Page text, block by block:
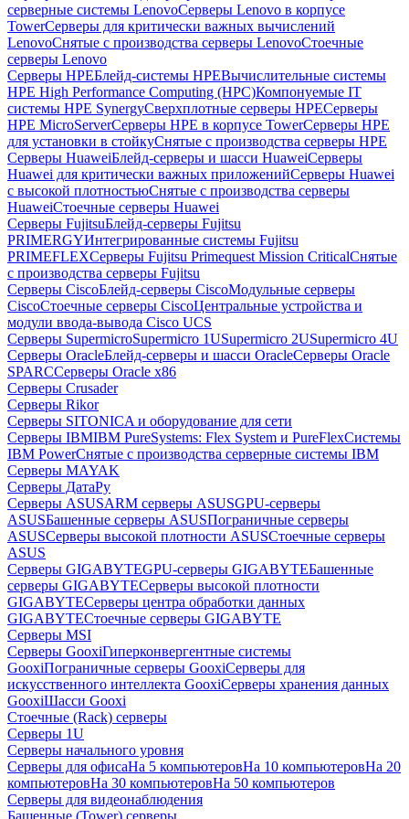
серверные системы LenovoСерверы Lenovo в корпусе
TowerСерверы для критически важных вычислений
LenovoСнятые с производства серверы LenovoСтоечные
серверы Lenovo
Серверы HPEБлейд-системы HPEВычислительные системы
HPE High Performance Computing (HPC)Компонуемые IT
системы HPE SynergyСверхплотные серверы HPEСерверы
HPE MicroServerСерверы HPE в корпусе TowerСерверы HPE
для установки в стойкуСнятые с производства серверы HPE
Серверы HuaweiБлейд-серверы и шасси HuaweiСерверы
Huawei для критически важных приложенийСерверы Huawei
с высокой плотностьюСнятые с производства серверы
HuaweiСтоечные серверы Huawei
Серверы FujitsuБлейд-серверы Fujitsu
PRIMERGYИнтегрированные системы Fujitsu
PRIMEFLEXСерверы Fujitsu Primequest Mission CriticalСнятые
с производства серверы Fujitsu
Серверы CiscoБлейд-серверы CiscoМодульные серверы
CiscoСтоечные серверы CiscoЦентральные устройства и
модули ввода-вывода Cisco UCS
Серверы SupermicroSupermicro 1USupermicro 2USupermicro 4U
Серверы OracleБлейд-серверы и шасси OracleСерверы Oracle
SPARCСерверы Oracle x86
Серверы Crusader
Серверы Rikor
Серверы SITONICA и оборудование для сети
Серверы IBMIBM PureSystems: Flex System и PureFlexСистемы
IBM PowerСнятые с производства серверные системы IBM
Серверы MAYAK
Серверы ДатаРу
Серверы ASUSARM серверы ASUSGPU-серверы
ASUSБашенные серверы ASUSПограничные серверы
ASUSСерверы высокой плотности ASUSСтоечные серверы
ASUS
Серверы GIGABYTEGPU-серверы GIGABYTEБашенные
серверы GIGABYTEСерверы высокой плотности
GIGABYTEСерверы центра обработки данных
GIGABYTEСтоечные серверы GIGABYTE
Серверы MSI
Серверы GooxiГиперконвергентные системы
GooxiПограничные серверы GooxiСерверы для
искусственного интеллекта GooxiСерверы хранения данных
GooxiШасси Gooxi
Стоечные (Rack) серверы
Серверы 1U
Серверы начального уровня
Серверы для офисаНа 5 компьютеровНа 10 компьютеровНа 20
компьютеровНа 30 компьютеровНа 50 компьютеров
Серверы для видеонаблюдения
Башенные (Tower) серверы